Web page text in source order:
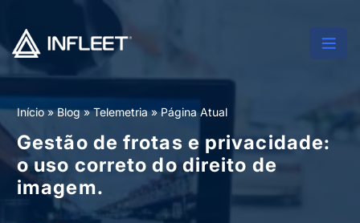
Início»Blog»Telemetria»Página Atual
Gestão de frotas e privacidade:
o uso correto do direito de
imagem.